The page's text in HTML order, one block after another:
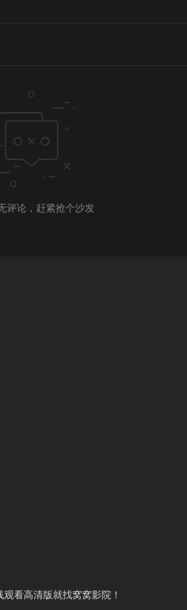
评论，赶紧抢个沙发
看高清版就找窝窝影院！